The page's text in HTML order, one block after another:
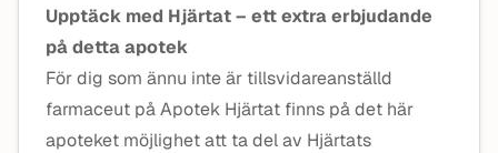
Upptäck med Hjärtat – ett extra erbjudande
på detta apotek
För dig som ännu inte är tillsvidareanställd
farmaceut på Apotek Hjärtat finns på det här
apoteket möjlighet att ta del av Hjärtats